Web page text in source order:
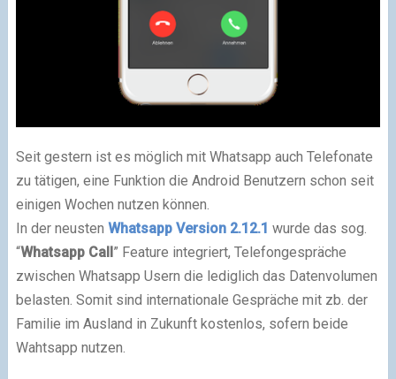
Seit gestern ist es möglich mit Whatsapp auch Telefonate
zu tätigen, eine Funktion die Android Benutzern schon seit
einigen Wochen nutzen können.
In der neusten Whatsapp Version 2.12.1 wurde das sog.
“Whatsapp Call” Feature integriert, Telefongespräche
zwischen Whatsapp Usern die lediglich das Datenvolumen
belasten. Somit sind internationale Gespräche mit zb. der
Familie im Ausland in Zukunft kostenlos, sofern beide
Wahtsapp nutzen.